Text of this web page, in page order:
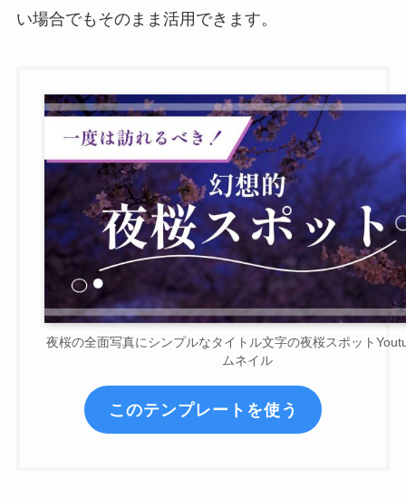
い場合でもそのまま活用できます。
夜桜の全面写真にシンプルなタイトル文字の夜桜スポット
ムネイル
このテンプレートを使う